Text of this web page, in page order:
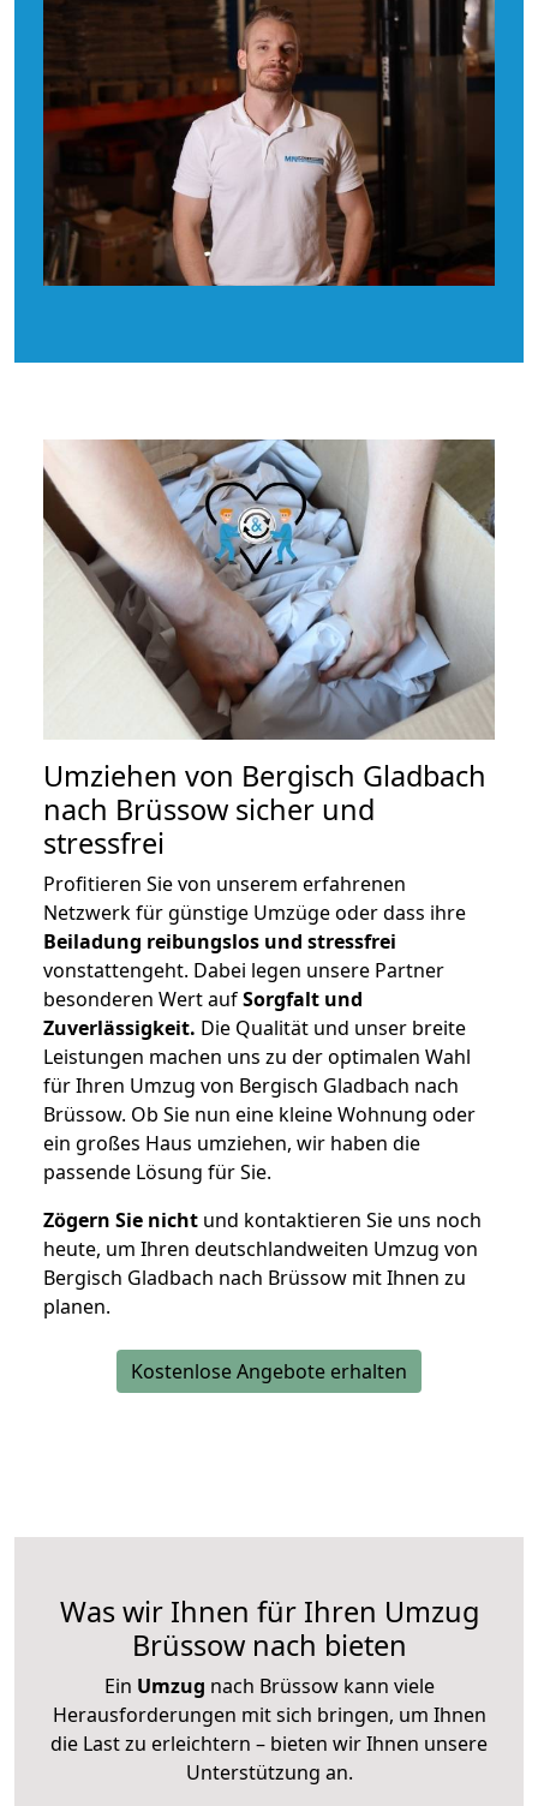
Umziehen von Bergisch Gladbach
nach Brüssow sicher und
stressfrei
Profitieren Sie von unserem erfahrenen
Netzwerk für günstige Umzüge oder dass ihre
Beiladung reibungslos und stressfrei
vonstattengeht. Dabei legen unsere Partner
besonderen Wert aufSorgfalt und
Zuverlässigkeit. Die Qualität und unser breite
Leistungen machen uns zu der optimalen Wahl
für Ihren Umzug von Bergisch Gladbach nach
Brüssow. Ob Sie nun eine kleine Wohnung oder
ein großes Haus umziehen, wir haben die
passende Lösung für Sie.
Zögern Sie nicht und kontaktieren Sie uns noch
heute, um Ihren deutschlandweiten Umzug von
Bergisch Gladbach nach Brüssow mit Ihnen zu
planen.
Kostenlose Angebote erhalten
Was wir Ihnen für Ihren Umzug
Brüssow nach bieten
Ein Umzug nach Brüssow kann viele
Herausforderungen mit sich bringen, um Ihnen
die Last zu erleichtern – bieten wir Ihnen unsere
Unterstützung an.